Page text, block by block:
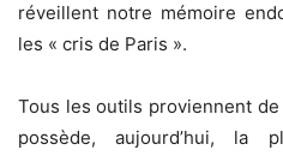
réveillent notre mémoire
les « cris de Paris ».
Tous les outils proviennent
possède, aujourd’hui, la